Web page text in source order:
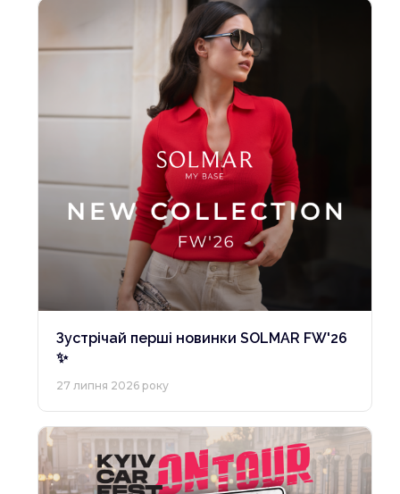
Зустрічай перші новинки SOLMAR FW'26
✨
27 липня 2026 року